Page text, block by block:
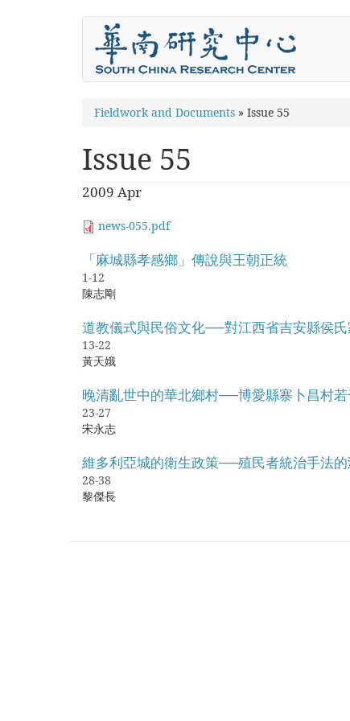
You
here
Fieldwork and Documents » Issue 55
Issue 55
2009 Apr
news-055.pdf
「麻城縣孝感鄉」傳說與王朝正統
1-12
陳志剛
道教儀式與民俗文化──對江西省吉安縣侯
13-22
黃天娥
晚清亂世中的華北鄉村──博愛縣寨卜昌村
23-27
宋永志
維多利亞城的衛生政策──殖民者統治手法
28-38
黎傑長